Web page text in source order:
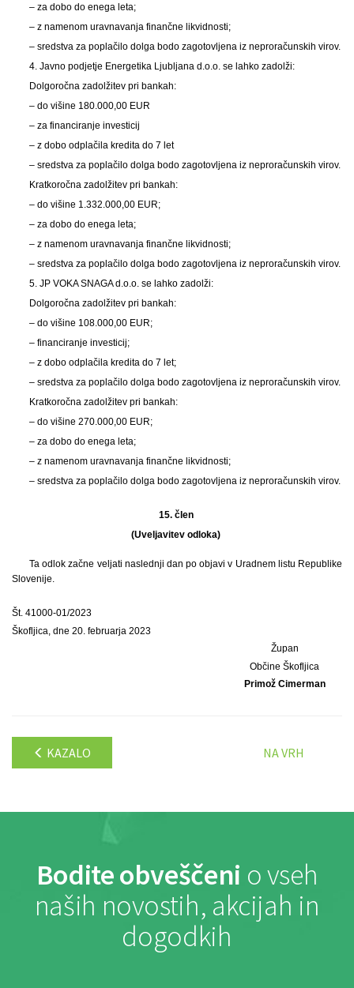
– za dobo do enega leta;
– z namenom uravnavanja finančne likvidnosti;
– sredstva za poplačilo dolga bodo zagotovljena iz neproračunskih virov.
4. Javno podjetje Energetika Ljubljana d.o.o. se lahko zadolži:
Dolgoročna zadolžitev pri bankah:
– do višine 180.000,00 EUR
– za financiranje investicij
– z dobo odplačila kredita do 7 let
– sredstva za poplačilo dolga bodo zagotovljena iz neproračunskih virov.
Kratkoročna zadolžitev pri bankah:
– do višine 1.332.000,00 EUR;
– za dobo do enega leta;
– z namenom uravnavanja finančne likvidnosti;
– sredstva za poplačilo dolga bodo zagotovljena iz neproračunskih virov.
5. JP VOKA SNAGA d.o.o. se lahko zadolži:
Dolgoročna zadolžitev pri bankah:
– do višine 108.000,00 EUR;
– financiranje investicij;
– z dobo odplačila kredita do 7 let;
– sredstva za poplačilo dolga bodo zagotovljena iz neproračunskih virov.
Kratkoročna zadolžitev pri bankah:
– do višine 270.000,00 EUR;
– za dobo do enega leta;
– z namenom uravnavanja finančne likvidnosti;
– sredstva za poplačilo dolga bodo zagotovljena iz neproračunskih virov.
15. člen
(Uveljavitev odloka)
Ta odlok začne veljati naslednji dan po objavi v Uradnem listu Republike
Slovenije.
Št. 41000-01/2023
Škofljica, dne 20. februarja 2023
Župan
Občine Škofljica
Primož Cimerman
KAZALO NA VRH
Bodite obveščeni o vseh
naših novostih, akcijah in
dogodkih